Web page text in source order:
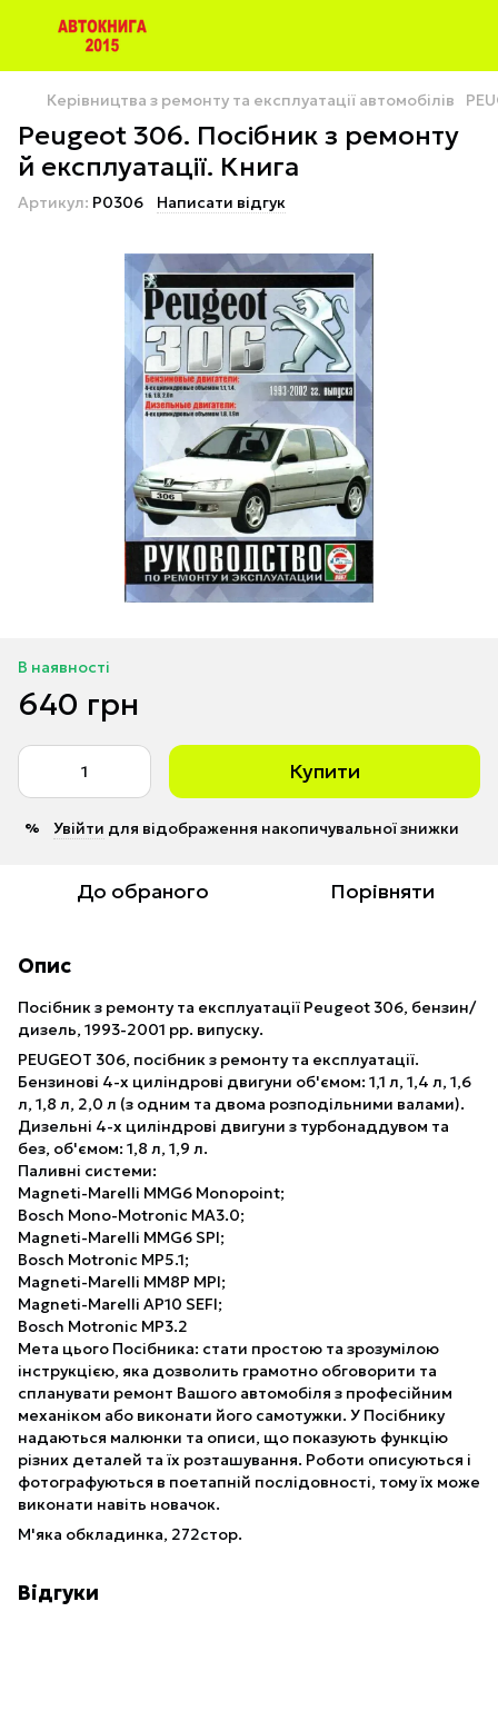
Керівництва з ремонту та експлуатації автомобілів
Peugeot 306. Посібник з ремонту
й експлуатації. Книга
Артикул: P0306 Написати відгук
В наявності
640 грн
Купити
% Увійти для відображення накопичувальної знижки
До обраного Порівняти
Опис
Посібник з ремонту та експлуатації Peugeot 306, бензин/
дизель, 1993-2001 рр. випуску.
PEUGEOT 306, посібник з ремонту та експлуатації.
Бензинові 4-х циліндрові двигуни об'ємом: 1,1 л, 1,4 л, 1,6
л, 1,8 л, 2,0 л (з одним та двома розподільними валами).
Дизельні 4-х циліндрові двигуни з турбонаддувом та
без, об'ємом: 1,8 л, 1,9 л.
Паливні системи:
Magneti-Marelli MMG6 Monopoint;
Bosch Mono-Motronic MA3.0;
Magneti-Marelli MMG6 SPI;
Bosch Motronic MP5.1;
Magneti-Marelli MM8P MPI;
Magneti-Marelli AP10 SEFI;
Bosch Motronic MP3.2
Мета цього Посібника: стати простою та зрозумілою
інструкцією, яка дозволить грамотно обговорити та
спланувати ремонт Вашого автомобіля з професійним
механіком або виконати його самотужки. У Посібнику
надаються малюнки та описи, що показують функцію
різних деталей та їх розташування. Роботи описуються і
фотографуються в поетапній послідовності, тому їх може
виконати навіть новачок.
М'яка обкладинка, 272стор.
Відгуки